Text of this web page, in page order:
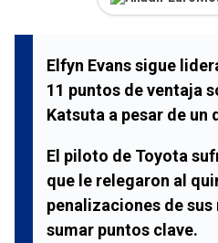
Elfyn Evans sigue
11 puntos de ventaja
Katsuta a pesar de un
El piloto de Toyota
que le relegaron al
penalizaciones de
sumar puntos clave.